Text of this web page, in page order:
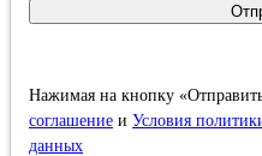
Нажимая на кнопку
соглашение и Условия
данных